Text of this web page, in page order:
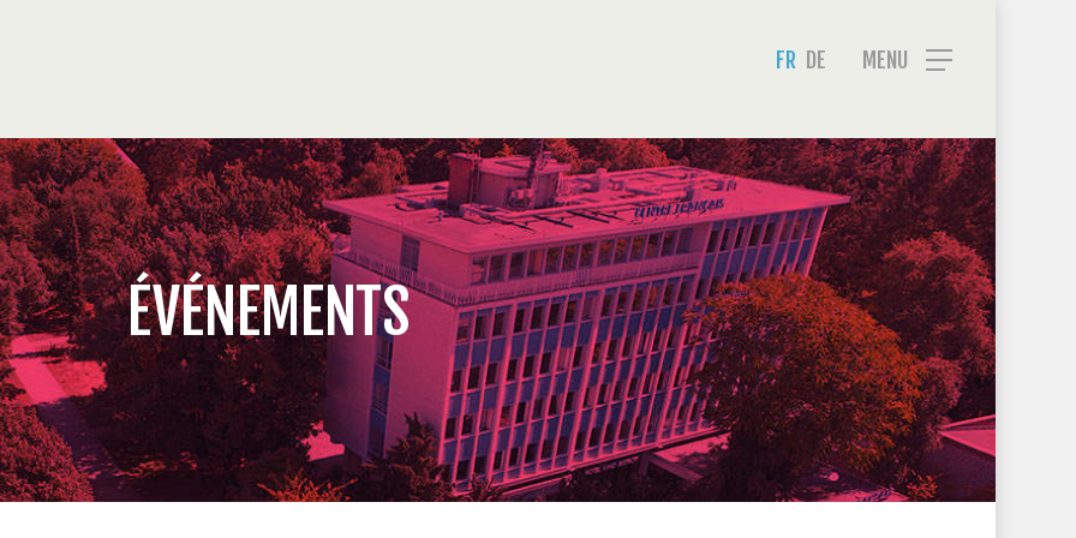
FR DE MENU
ÉVÉNEMENTS